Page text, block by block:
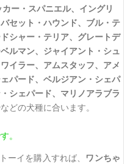
ー・スパニエル、イングリ
セット・ハウンド、ブル・テ
シャー・テリア、グレートデ
ルマン、ジャイアント・シュ
イラー、アムスタッフ、アメ
パード、ベルジアン・シェパ
シェパード、マリノアラブラ
などの犬種に合います。
。
ーイを購入すれば、 ワンちゃ